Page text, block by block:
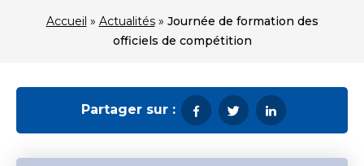
Accueil » Actualités» Journée de formation des
officiels de compétition
Partager sur :